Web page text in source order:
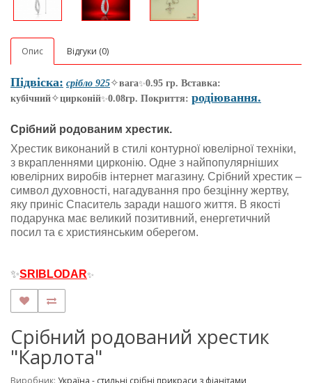
Опис Відгуки (0)
Підвіска: срібло 925✧вага✨0.95 гр. Вставка:
кубічний✧цирконій✨0.08гр. Покриття: родіювання.
Срібний родованим хрестик.
Хрестик виконаний в стилі контурної ювелірної техніки,
з вкрапленнями цирконію. Одне з найпопулярніших
ювелірних виробів інтернет магазину. Срібний хрестик –
символ духовності, нагадування про безцінну жертву,
яку приніс Спаситель заради нашого життя. В якості
подарунка має великий позитивний, енергетичний
посил та є християнським оберегом.
✨SRIBLODAR✨
Срібний родований хрестик
"Карлота"